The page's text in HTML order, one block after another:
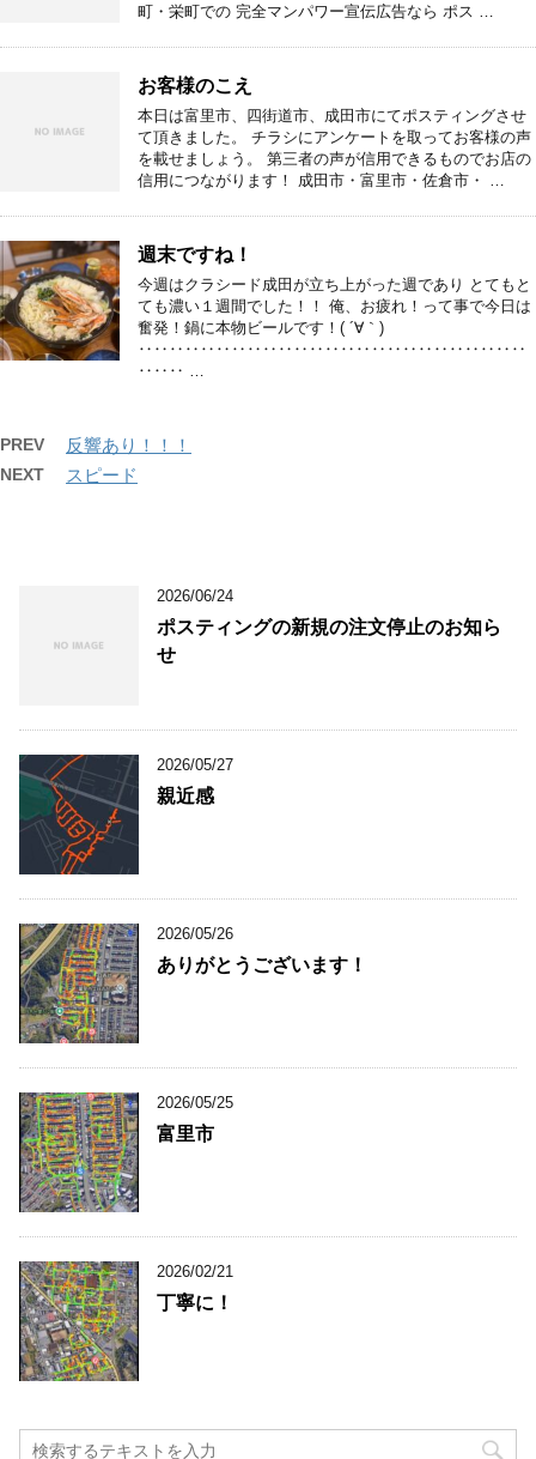
町・栄町での 完全マンパワー宣伝広告なら ポス …
お客様のこえ
本日は富里市、四街道市、成田市にてポスティングさせ
て頂きました。 チラシにアンケートを取ってお客様の声
を載せましょう。 第三者の声が信用できるものでお店の
信用につながります！ 成田市・富里市・佐倉市・ …
週末ですね！
今週はクラシード成田が立ち上がった週であり とてもと
ても濃い１週間でした！！ 俺、お疲れ！って事で今日は
奮発！鍋に本物ビールです！( ´∀｀)
‥‥‥‥‥‥‥‥‥‥‥‥‥‥‥‥‥‥‥‥‥‥‥‥‥
‥‥‥ …
PREV 反響あり！！！
NEXT スピード
2026/06/24
ポスティングの新規の注文停止のお知ら
せ
2026/05/27
親近感
2026/05/26
ありがとうございます！
2026/05/25
富里市
2026/02/21
丁寧に！